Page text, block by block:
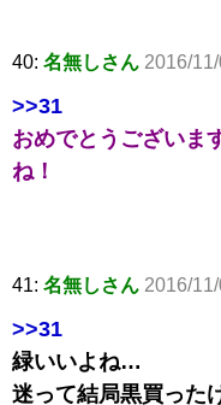
40: 名無しさん 2016/
>>31
おめでとうございま
ね！
41: 名無しさん 2016/
>>31
緑いいよね…
迷って結局黒買った